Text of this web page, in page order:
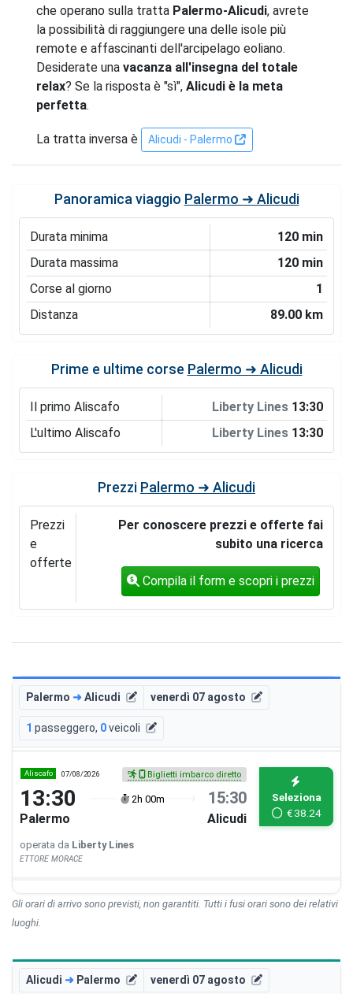
che operano sulla tratta Palermo-Alicudi, avrete
la possibilità di raggiungere una delle isole più
remote e affascinanti dell'arcipelago eoliano.
Desiderate una vacanza all'insegna del totale
relax? Se la risposta è "sì", Alicudi è la meta
perfetta.
La tratta inversa è Alicudi - Palermo
Panoramica viaggio Palermo ➜ Alicudi
Durata minima
120 min
Durata massima
120 min
Corse al giorno
1
Distanza
89.00 km
Prime e ultime corse Palermo ➜ Alicudi
Il primo Aliscafo Liberty Lines 13:30
L'ultimo Aliscafo
Liberty Lines 13:30
Prezzi Palermo ➜ Alicudi
Prezzi
e
offerte
Per conoscere prezzi e offerte fai
subito una ricerca
Compila il form e scopri i prezzi
Palermo ➜Alicudi venerdì 07 agosto
1 passeggero, 0veicoli
Aliscafo 07/08/2026 Biglietti imbarco diretto
13:30 2h 00m 15:30
Palermo Alicudi
Seleziona
€38.24
operata da Liberty Lines
ETTORE MORACE
Gli orari di arrivo sono previsti, non garantiti. Tutti i fusi orari sono dei relativi
luoghi.
Alicudi ➜ Palermo venerdì 07 agosto